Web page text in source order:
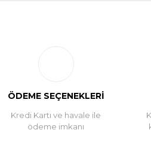
ÖDEME SEÇENEKLERİ
Kredi Kartı ve havale ile
ödeme imkanı